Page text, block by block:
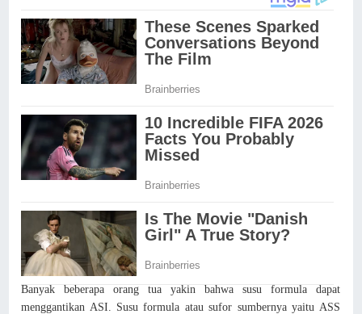
Banyak beberapa orang tua yakin bahwa susu formula dapat
menggantikan ASI. Susu formula atau sufor sumbernya yaitu ASS